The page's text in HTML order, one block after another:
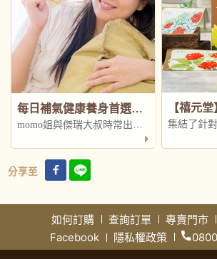
每日補氣健康養身首選推薦-禧元堂‭ ‬美國西洋人蔘茶
momo姐與傑瑞大叔時常出國
旅行工作，母親時常會叮嚀需
要多多照顧自己身體，有時候
回娘家時，媽媽會到迪化街去
集結了針
分享至
如何訂購 查詢訂單 專賣門市
Facebook
隱私權政策